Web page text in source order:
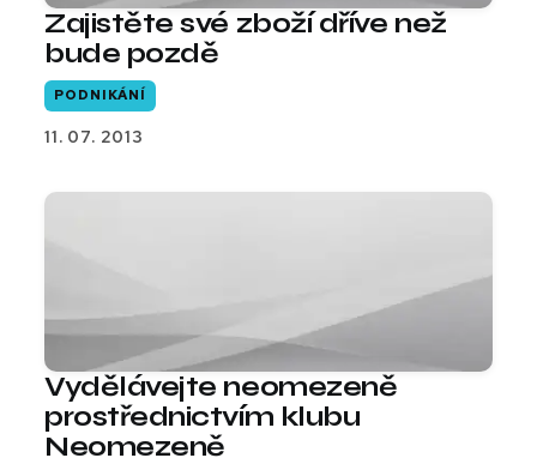
Zajistěte své zboží dříve než
bude pozdě
PODNIKÁNÍ
11. 07. 2013
Vydělávejte neomezeně
prostřednictvím klubu
Neomezeně